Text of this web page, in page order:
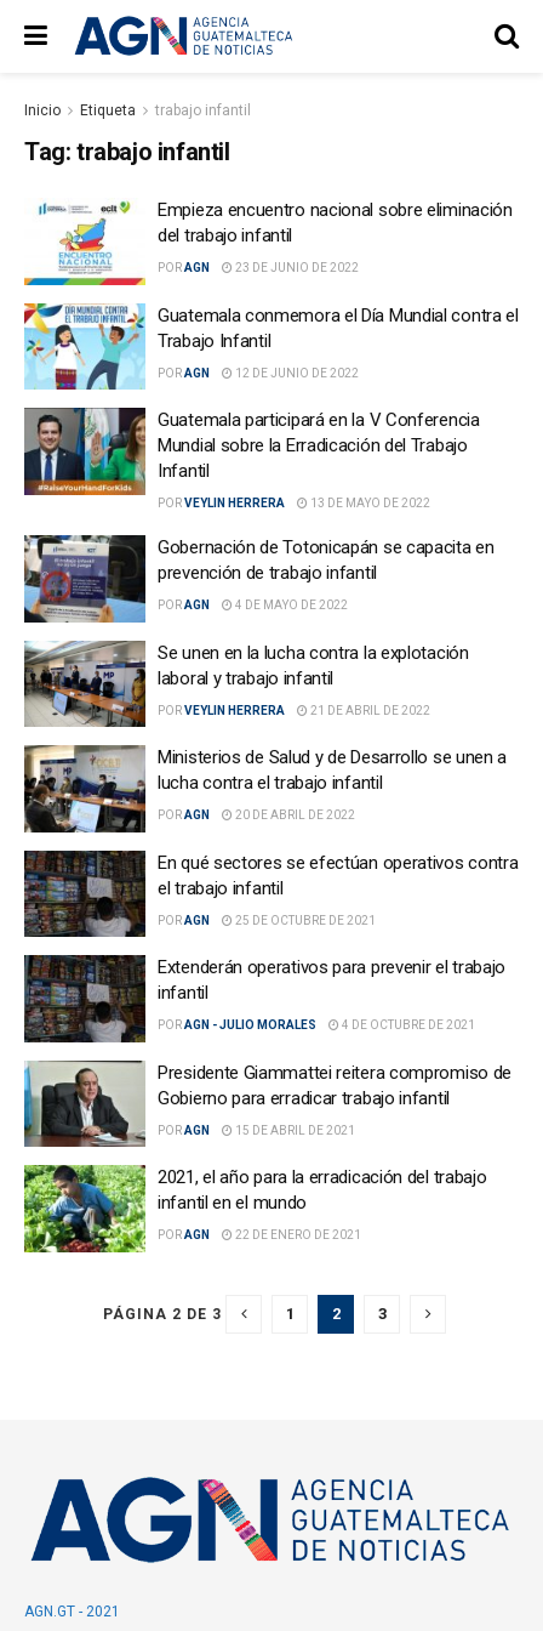
Inicio Etiqueta trabajo infantil
Tag: trabajo infantil
Empieza encuentro nacional sobre eliminación
del trabajo infantil
PORAGN 23 DE JUNIO DE 2022
Guatemala conmemora el Día Mundial contra el
Trabajo Infantil
PORAGN 12 DE JUNIO DE 2022
Guatemala participará en la V Conferencia
Mundial sobre la Erradicación del Trabajo
Infantil
PORVEYLIN HERRERA 13 DE MAYO DE 2022
Gobernación de Totonicapán se capacita en
prevención de trabajo infantil
PORAGN 4 DE MAYO DE 2022
Se unen en la lucha contra la explotación
laboral y trabajo infantil
PORVEYLIN HERRERA 21 DE ABRIL DE 2022
Ministerios de Salud y de Desarrollo se unen a
lucha contra el trabajo infantil
PORAGN 20 DE ABRIL DE 2022
En qué sectores se efectúan operativos contra
el trabajo infantil
PORAGN 25 DE OCTUBRE DE 2021
Extenderán operativos para prevenir el trabajo
infantil
PORAGN - JULIO MORALES 4 DE OCTUBRE DE 2021
Presidente Giammattei reitera compromiso de
Gobierno para erradicar trabajo infantil
PORAGN 15 DE ABRIL DE 2021
2021, el año para la erradicación del trabajo
infantil en el mundo
PORAGN 22 DE ENERO DE 2021
PÁGINA 2 DE 3 1 2 3
AGN.GT - 2021